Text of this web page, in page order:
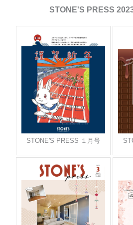
STONE'S PRESS
STONE'S PRESS １月号